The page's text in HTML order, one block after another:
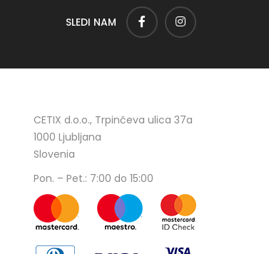
SLEDI NAM
CETIX d.o.o., Trpinčeva ulica 37a
1000 Ljubljana
Slovenia
Pon. – Pet.: 7:00 do 15:00